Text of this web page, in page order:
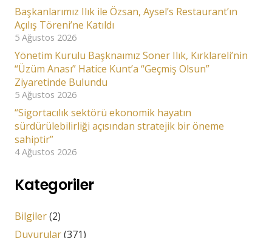
Başkanlarımız Ilık ile Özsan, Aysel’s Restaurant’ın
Açılış Töreni’ne Katıldı
5 Ağustos 2026
Yönetim Kurulu Başknaımız Soner Ilık, Kırklareli’nin
“Üzüm Anası” Hatice Kunt’a “Geçmiş Olsun”
Ziyaretinde Bulundu
5 Ağustos 2026
“Sigortacılık sektörü ekonomik hayatın
sürdürülebilirliği açısından stratejik bir öneme
sahiptir”
4 Ağustos 2026
Kategoriler
Bilgiler(2)
Duyurular(371)